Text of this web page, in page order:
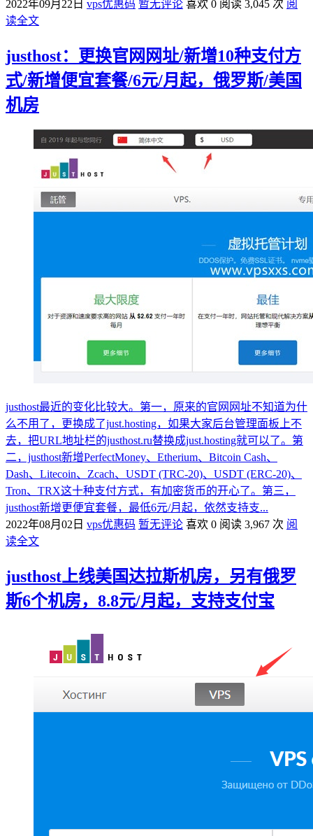
2022年09月22日 vps优惠码 暂无评论 喜欢 0 阅读 3,045 次 阅
读全文
justhost：更换官网网址/新增10种支付方
式/新增便宜套餐/6元/月起，俄罗斯/美国
机房
justhost最近的变化比较大。第一，原来的官网网址不知道为什
么不用了，更换成了just.hosting，如果大家后台管理面板上不
去，把URL地址栏的justhost.ru替换成just.hosting就可以了。第
二，justhost新增PerfectMoney、Etherium、Bitcoin Cash、
Dash、Litecoin、Zcach、USDT (TRC-20)、USDT (ERC-20)、
Tron、TRX这十种支付方式，有加密货币的开心了。第三，
justhost新增更便宜套餐，最低6元/月起，依然支持支...
2022年08月02日 vps优惠码 暂无评论 喜欢 0 阅读 3,967 次 阅
读全文
justhost上线美国达拉斯机房，另有俄罗
斯6个机房，8.8元/月起，支持支付宝